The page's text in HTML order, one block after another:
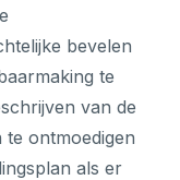
bevelen
te
van de
ontmoedigen
als er